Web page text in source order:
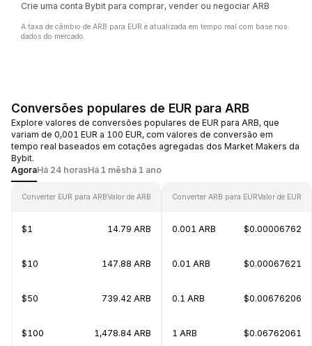
Crie uma conta Bybit para comprar, vender ou negociar ARB
A taxa de câmbio de ARB para EUR é atualizada em tempo real com base nos
dados do mercado.
Conversões populares de EUR para ARB
Explore valores de conversões populares de EUR para ARB, que
variam de 0,001 EUR a 100 EUR, com valores de conversão em
tempo real baseados em cotações agregadas dos Market Makers da
Bybit.
AgoraHá 24 horasHá 1 mêshá 1 ano
Converter EUR para ARBValor de ARB
$1 14.79 ARB
$10 147.88 ARB
$50 739.42 ARB
$100 1,478.84 ARB
Converter ARB para EURValor de EUR
0.001 ARB $0.00006762
0.01 ARB $0.00067621
0.1 ARB $0.00676206
1 ARB $0.06762061